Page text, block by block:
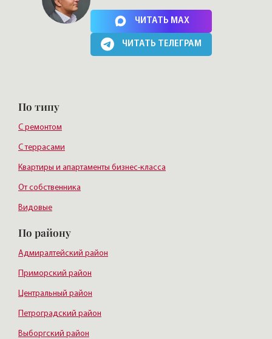
Нажимая на кнопку, Вы соглашаетесь cполитикой сайта
ЧИТАТЬ MAX
ЧИТАТЬ ТЕЛЕГРАМ
По типу
С ремонтом
С террасами
Квартиры и апартаменты бизнес-класса
От собственника
Видовые
По району
Адмиралтейский район
Приморский район
Центральный район
Петроградский район
Выборгский район